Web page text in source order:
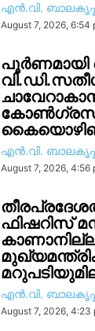
എൻ.വി.
August 7, 2026, 6:54
പൂർണമായി
കോൺഗ്രസ്
എൻ.വി.
August 7, 2026, 4:56
ഫിഷറിസ്‌
എൻ.വി.
August 7, 2026, 4:23